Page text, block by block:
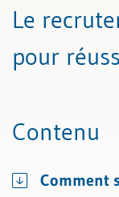
Le
pour
Contenu
Comment